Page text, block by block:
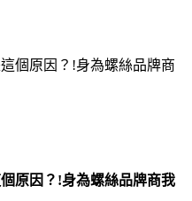
原因？!身為螺絲品牌商我